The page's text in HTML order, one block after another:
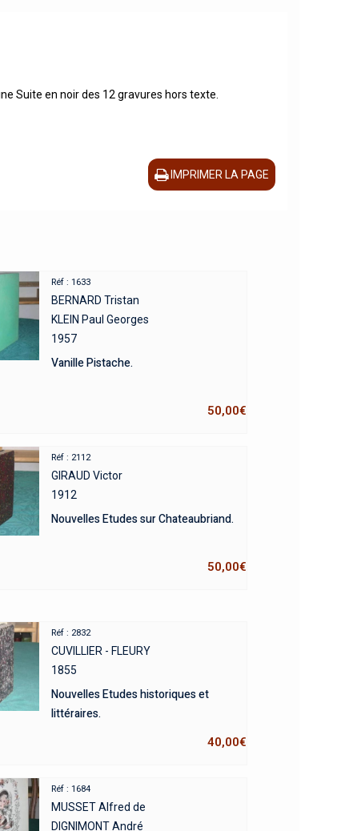
Suite en noir des 12 gravures hors texte.
IMPRIMER LA PAGE
Réf : 1633
BERNARD Tristan
KLEIN Paul Georges
1957
Vanille Pistache.
50,00€
Réf : 2112
GIRAUD Victor
1912
Nouvelles Etudes sur Chateaubriand.
50,00€
Réf : 2832
CUVILLIER - FLEURY
1855
Nouvelles Etudes historiques et
littéraires.
40,00€
Réf : 1684
MUSSET Alfred de
DIGNIMONT André